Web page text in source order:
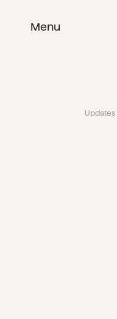
Menu
Updates